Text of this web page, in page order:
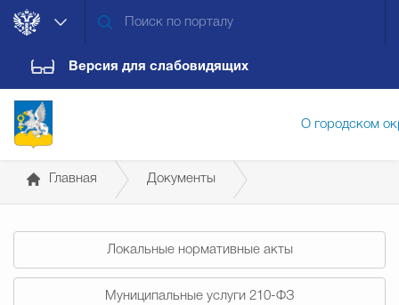
Версия для слабовидящих
О городском
Дума городского округа
Главная Документы
Локальные нормативные акты
Муниципальные услуги 210-ФЗ